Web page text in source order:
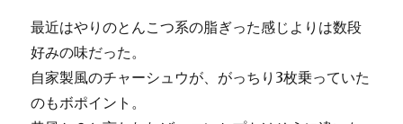
最近はやりのとんこつ系の脂ぎった感じよりは数段
好みの味だった。
自家製風のチャーシュウが、がっちり3枚乗っていた
のもボポイント。